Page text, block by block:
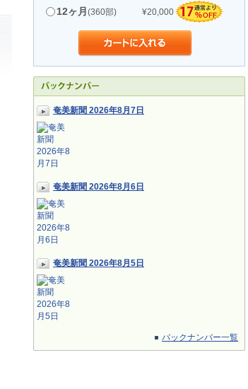
12ヶ月 (360部) ¥20,000
奄美新聞 2026年8月7日
奄美新聞 2026年8月6日
奄美新聞 2026年8月5日
バックナンバー一覧